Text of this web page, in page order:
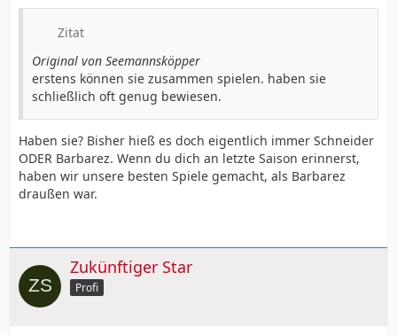
Zitat
Original von Seemannsköpper
erstens können sie zusammen spielen. haben sie
schließlich oft genug bewiesen.
Haben sie? Bisher hieß es doch eigentlich immer Schneider
ODER Barbarez. Wenn du dich an letzte Saison erinnerst,
haben wir unsere besten Spiele gemacht, als Barbarez
draußen war.
Zukünftiger Star
Profi